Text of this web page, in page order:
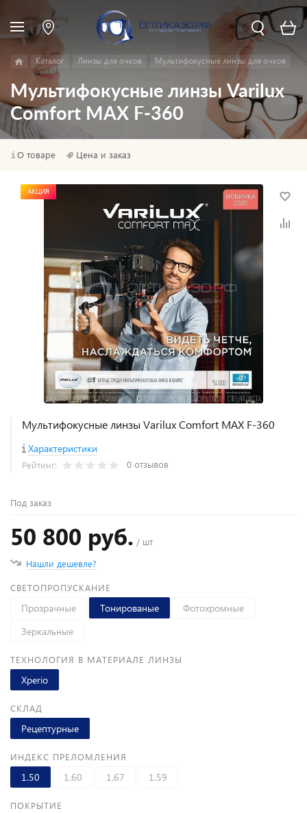
Каталог Линзы для очков Мультифокусные линзы для очков
Мультифокусные линзы Varilux
Comfort MAX F-360
О товаре Цена и заказ
АКЦИЯ
Мультифокусные линзы Varilux Comfort MAX F-360
Характеристики
Рейтинг: 0 отзывов
Под заказ
50 800 руб. / шт
Нашли дешевле?
СВЕТОПРОПУСКАНИЕ
Прозрачные Тонированые
Фотохромные
Зеркальные
ТЕХНОЛОГИЯ В МАТЕРИАЛЕ ЛИНЗЫ
Xperio
СКЛАД
Рецептурные
ИНДЕКС ПРЕЛОМЛЕНИЯ
1.50 1.60 1.67 1.59
ПОКРЫТИЕ